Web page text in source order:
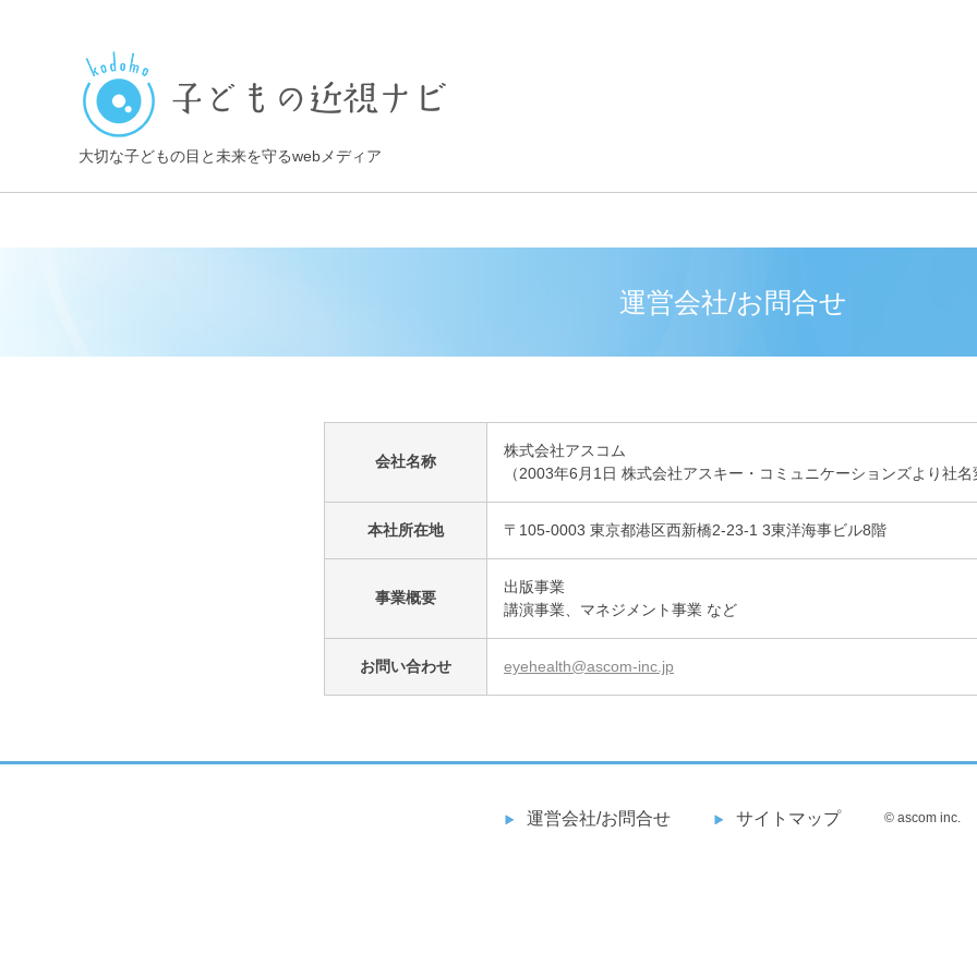
大切な子どもの目と未来を守るwebメディア
運営会社/お問合せ
会社名称
株式会社アスコム
（2003年6月1日 株式会社アスキー・コミュニケーションズより社名
本社所在地 〒105-0003 東京都港区西新橋2-23-1 3東洋海事ビル8階
事業概要
出版事業
講演事業、マネジメント事業 など
お問い合わせ eyehealth@ascom-inc.jp
運営会社/お問合せ サイトマップ © ascom inc.